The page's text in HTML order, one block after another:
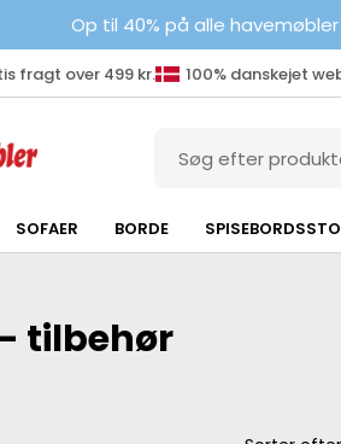
Op til 40% på alle havemøbler
fragt over 499 kr. 100% danskejet
SOFAER BORDE
tilbehør